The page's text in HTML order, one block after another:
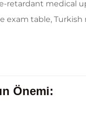
Önemi: